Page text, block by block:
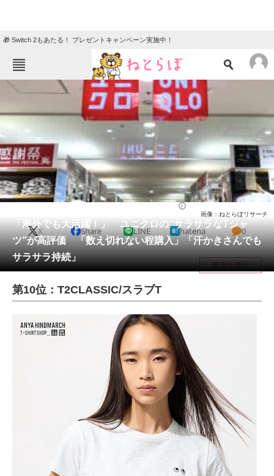
🎁 Switch 2もあたる！ プレゼントキャンペーン実施中！
ねとらぼメニュー
ニュース
クイズ
グルメ 地域
住まい 教育・育児
動物 リサーチ
会員記事
メディア
注目記事を集めた総合ページ
ITの今と未来を見通す
スマホと通信の最新トレンド
進化するPCとデバイスの未来
好きが集まる 比べて選べる
ビジネスと働き方のヒント
AI活用のいまが分かる
「海外でも大活躍！」 ユニクロの“サラサラなTシャ
ツ”が高評価 「数え切れない程購入」「汗かきさんでも
サラサラ持続」
画像：ねとらぼリサーチ
X Share LINE hatena 0
目次を表示
第10位：T2CLASSIC/スラブT